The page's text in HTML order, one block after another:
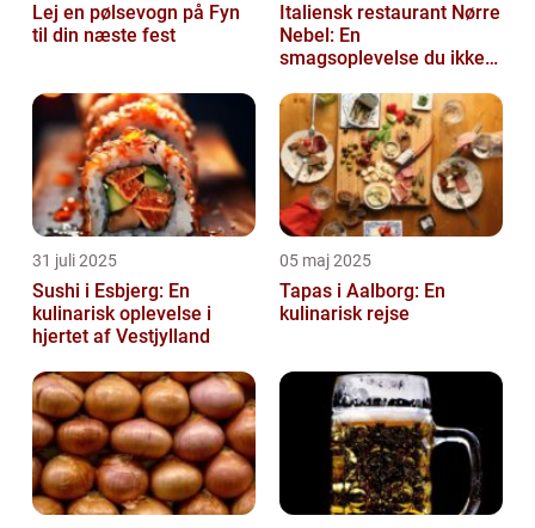
Lej en pølsevogn på Fyn
til din næste fest
Italiensk restaurant Nørre
Nebel: En
smagsoplevelse du ikke
31 juli 2025
Sushi i Esbjerg: En
kulinarisk oplevelse i
hjertet af Vestjylland
05 maj 2025
Tapas i Aalborg: En
kulinarisk rejse